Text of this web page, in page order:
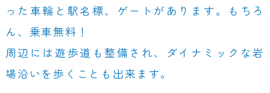
った車輪と駅名標、ゲートがあります。もちろ
ん、乗車無料！
周辺には遊歩道も整備され、ダイナミックな岩
場沿いを歩くことも出来ます。